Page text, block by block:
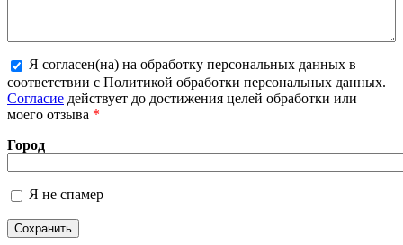
Более подробная информация о текстовых форматах
Я согласен(на) на обработку персональных данных в
соответствии с Политикой обработки персональных данных.
Согласие действует до достижения целей обработки или
моего отзыва *
Город
Я не спамер
Я спамер